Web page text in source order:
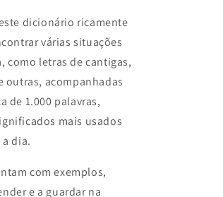
dicionário ricamente
várias situações
como letras de cantigas,
outras, acompanhadas
de 1.000 palavras,
mais usados
dia.
com exemplos,
e a guardar na